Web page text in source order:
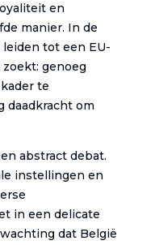
en
manier. In de
tot een EU-
genoeg
te
daadkracht om
abstract debat.
instellingen en
in een delicate
dat België